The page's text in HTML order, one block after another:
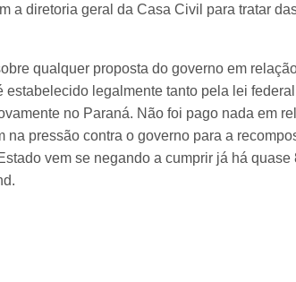
a diretoria geral da Casa Civil para tratar
qualquer proposta do governo em
estabelecido legalmente tanto pela lei
no Paraná. Não foi pago nada em
na pressão contra o governo para a
vem se negando a cumprir já há quase